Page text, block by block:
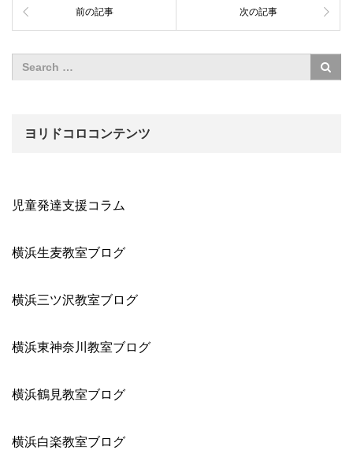
前の記事 次の記事
ヨリドコロコンテンツ
児童発達支援コラム
横浜生麦教室ブログ
横浜三ツ沢教室ブログ
横浜東神奈川教室ブログ
横浜鶴見教室ブログ
横浜白楽教室ブログ